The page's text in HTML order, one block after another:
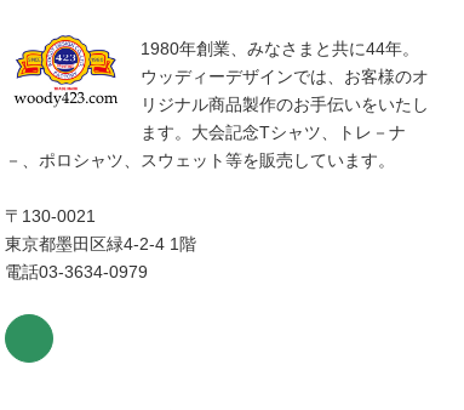
1980年創業、みなさまと共に44年。
ウッディーデザインでは、お客様のオ
リジナル商品製作のお手伝いをいたし
ます。大会記念Tシャツ、トレ－ナ
－、ポロシャツ、スウェット等を販売しています。
〒130-0021
東京都墨田区緑4-2-4 1階
電話03-3634-0979